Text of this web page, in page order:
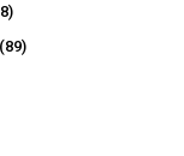
18
produktów
8989